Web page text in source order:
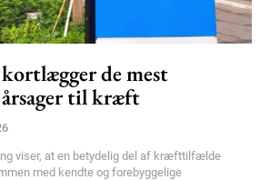
de mest
til kræft
viser, at en betydelig del af kræfttilfælde
med kendte og forebyggelige